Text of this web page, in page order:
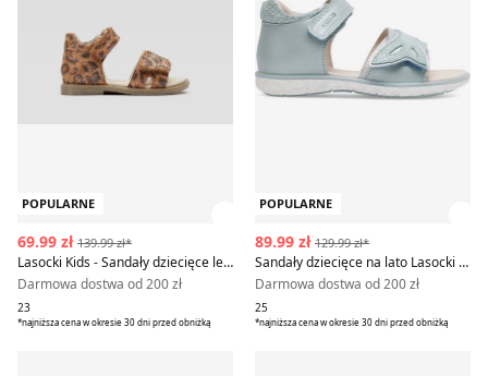
POPULARNE
69.99 zł 139.99 zł*
Lasocki Kids - Sandały dziecięce letnie
Darmowa dostwa od 200 zł
23
*najniższa cena w okresie 30 dni przed obniżką
POPULARNE
89.99 zł 129.99 zł*
Sandały dziecięce na lato Lasocki Kids
Darmowa dostwa od 200 zł
25
*najniższa cena w okresie 30 dni przed obniżką